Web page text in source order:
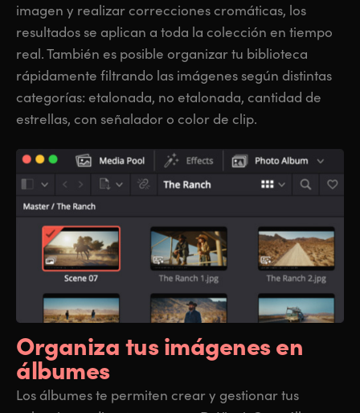
imagen y realizar correcciones cromáticas, los
resultados se aplican a toda la colección en tiempo
real. También es posible organizar tu biblioteca
rápidamente filtrando las imágenes según distintas
categorías: etalonada, no etalonada, cantidad de
estrellas, con señalador o color de clip.
Organiza tusimágenes en
álbumes
Los álbumes te permiten crear y gestionar tus